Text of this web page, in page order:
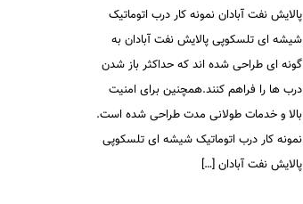
پالايش نفت آبادان نمونه کار درب اتوماتیک
شیشه ای تلسکوپی پالايش نفت آبادان به
گونه ای طراحی شده اند که حداکثر باز شدن
درب ها را فراهم کنند.همچنین برای امنیت
بالا و خدمات طولانی مدت طراحی شده است.
نمونه کار درب اتوماتیک شیشه ای تلسکوپی
پالايش نفت آبادان […]